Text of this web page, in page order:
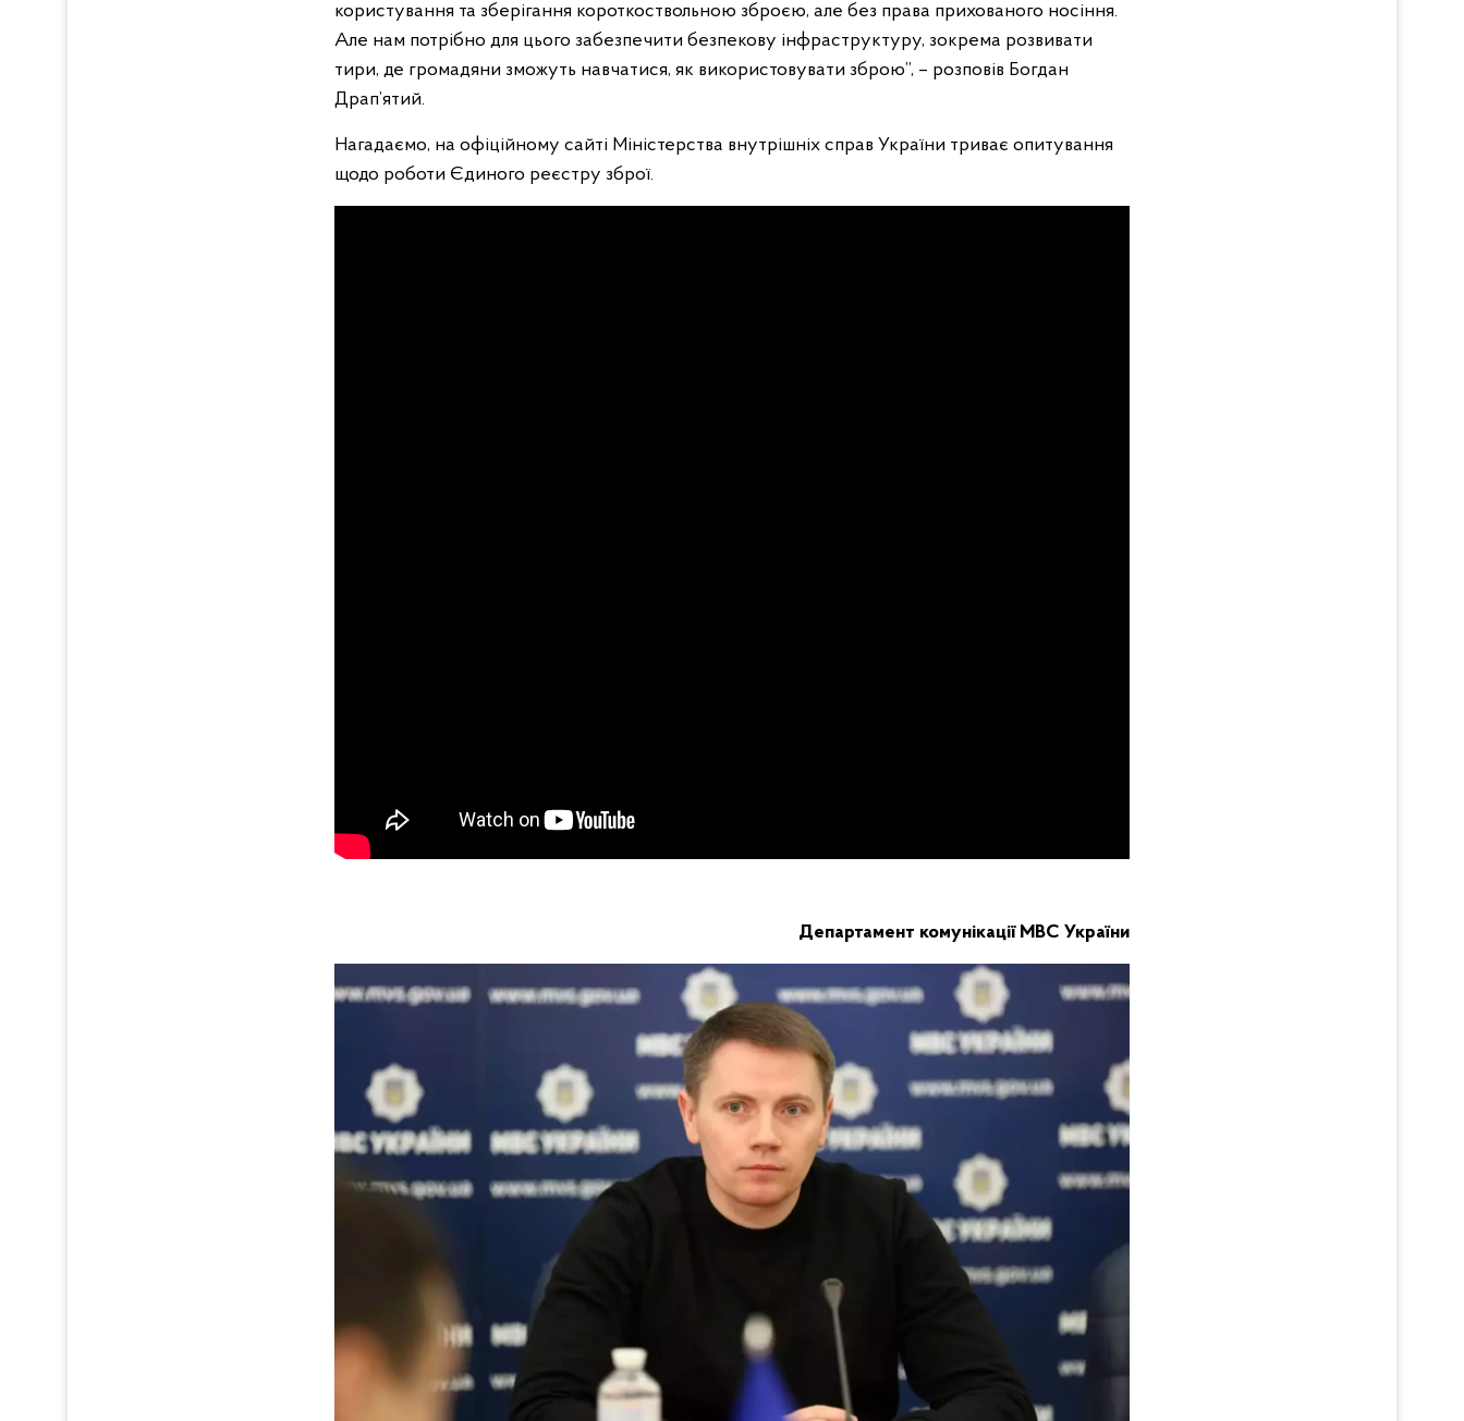
користування та зберігання короткоствольною зброєю, але без права прихованого носіння.
Але нам потрібно для цього забезпечити безпекову інфраструктуру, зокрема розвивати
тири, де громадяни зможуть навчатися, як використовувати зброю”, – розповів Богдан
Драп’ятий.
Нагадаємо, на офіційному сайті Міністерства внутрішніх справ України триває опитування
щодо роботи Єдиного реєстру зброї.
Департамент комунікації МВС України